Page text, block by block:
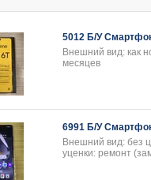
5012 Б/У
Внешний вид: как
месяцев
6991 Б/У
Внешний вид: без
уценки: ремонт